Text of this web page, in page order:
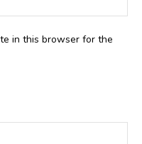
in this browser for the